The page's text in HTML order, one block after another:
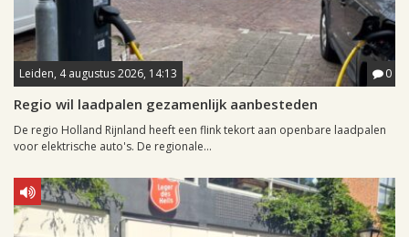
Leiden, 4 augustus 2026, 14:13 0
Regio wil laadpalen gezamenlijk aanbesteden
De regio Holland Rijnland heeft een flink tekort aan openbare laadpalen
voor elektrische auto's. De regionale...